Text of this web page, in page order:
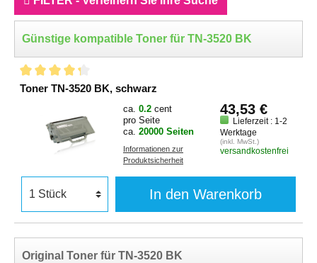
Günstige kompatible Toner für TN-3520 BK
Toner TN-3520 BK, schwarz
ca. 0.2 cent
pro Seite
ca. 20000 Seiten
Informationen zur
Produktsicherheit
43,53 €
Lieferzeit : 1-2
Werktage
(inkl. MwSt.)
versandkostenfrei
In den Warenkorb
Original Toner für TN-3520 BK